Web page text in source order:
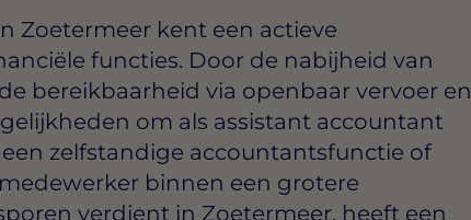
Zoetermeer kent een actieve
functies. Door de nabijheid van
bereikbaarheid via openbaar vervoer en
om als assistant accountant
zelfstandige accountantsfunctie of
binnen een grotere
verdient in Zoetermeer, heeft een